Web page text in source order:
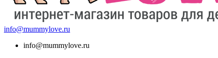
info@mummylove.ru
info@mummylove.ru